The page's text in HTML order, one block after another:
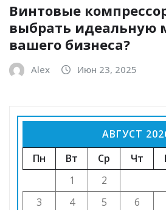
Винтовые
выбрать идеальную
вашего бизнеса?
Alex Июн 23, 2025
АВГУСТ
Пн
Вт Ср Чт
1
2
3
4 5 6